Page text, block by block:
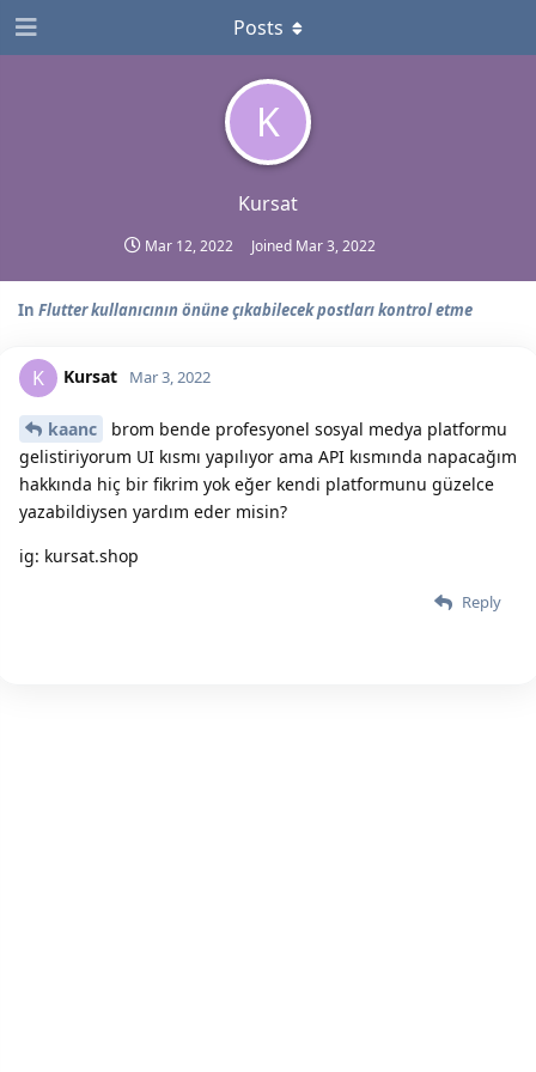
K
Kursat
Mar 12, 2022 Joined Mar 3, 2022
Posts
In Flutter kullanıcının önüne çıkabilecek postları kontrol etme
K Kursat Mar 3, 2022
kaanc
brom bende profesyonel sosyal medya platformu
gelistiriyorum UI kısmı yapılıyor ama API kısmında napacağım
hakkında hiç bir fikrim yok eğer kendi platformunu güzelce
yazabildiysen yardım eder misin?
ig: kursat.shop
Reply